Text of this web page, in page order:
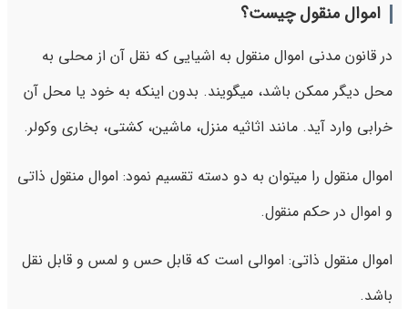
اموال منقول چیست؟
در قانون مدنی اموال منقول به اشیایی که نقل آن از محلی به
محل دیگر ممکن باشد، میگویند. بدون اینکه به خود یا محل آن
خرابی وارد آید. مانند اثاثیه منزل، ماشین، کشتی، بخاری وکولر.
اموال منقول را میتوان به دو دسته تقسیم نمود: اموال منقول ذاتی
و اموال در حکم منقول.
اموال منقول ذاتی: اموالی است که قابل حس و لمس و قابل نقل
باشد.